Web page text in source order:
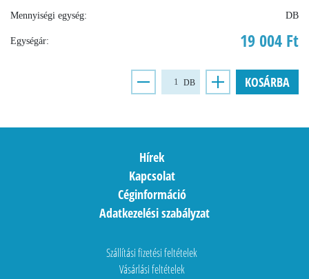
Mennyiségi egység: DB
Egységár: 19 004 Ft
DB KOSÁRBA
Hírek
Kapcsolat
Céginformáció
Adatkezelési szabályzat
Szállítási fizetési feltételek
Vásárlási feltételek